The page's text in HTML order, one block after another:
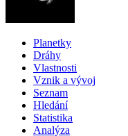
Planetky
Dráhy
Vlastnosti
Vznik a vývoj
Seznam
Hledání
Statistika
Analýza